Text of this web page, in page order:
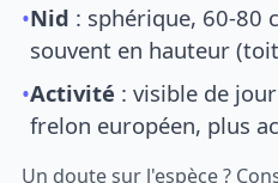
•Nid : sphérique, 60-80
souvent en hauteur
•Activité : visible de
frelon européen, plus
Un doute sur l'espèce ?